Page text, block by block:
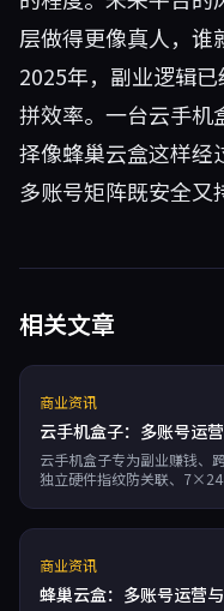
层做得更像真人，谁
2025年，副业逻辑
拼效率。一台云手机
择像蜂巢云盒这样经
多账号矩阵既安全又
相关文章
商业资讯
云手机盒子：多账号运
云手机盒子专为副业赚钱、
独立硬件指纹防关联、7×24
商业资讯
蜂巢云盒：多账号运营